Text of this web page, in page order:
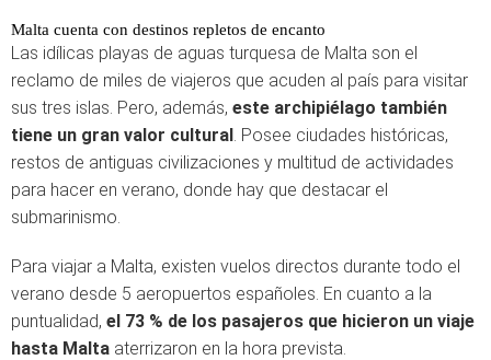
Malta cuenta con destinos repletos de encanto
Las idílicas playas de aguas turquesa de Malta son el
reclamo de miles de viajeros que acuden al país para visitar
sus tres islas. Pero, además, este archipiélago también
tiene un gran valor cultural. Posee ciudades históricas,
restos de antiguas civilizaciones y multitud de actividades
para hacer en verano, donde hay que destacar el
submarinismo.
Para viajar a Malta, existen vuelos directos durante todo el
verano desde 5 aeropuertos españoles. En cuanto a la
puntualidad, el 73 % de los pasajeros que hicieron un viaje
hasta Malta aterrizaron en la hora prevista.